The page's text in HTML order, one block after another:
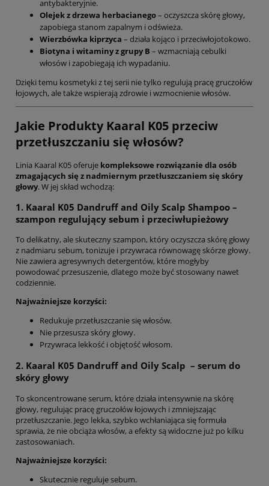
antybakteryjnie.
Olejek z drzewa herbacianego– oczyszcza skórę głowy,
zapobiega stanom zapalnym i odświeża.
Wierzbówka kiprzyca – działa kojąco i przeciwłojotokowo.
Biotyna i witaminy z grupy B – wzmacniają cebulki
włosów i zapobiegają ich wypadaniu.
Dzięki temu kosmetyki z tej serii nie tylko regulują pracę gruczołów
łojowych, ale także wspierają zdrowie i wzmocnienie włosów.
Jakie Produkty Kaaral K05 przeciw
przetłuszczaniu się włosów?
Linia Kaaral K05 oferuje kompleksowe rozwiązanie dla osób
zmagających się z nadmiernym przetłuszczaniem się skóry
głowy. W jej skład wchodzą:
1. Kaaral K05 Dandruff and Oily Scalp Shampoo –
szampon regulujący sebum i przeciwłupieżowy
To delikatny, ale skuteczny szampon, który oczyszcza skórę głowy
z nadmiaru sebum, tonizuje i przywraca równowagę skórze głowy.
Nie zawiera agresywnych detergentów, które mogłyby
powodować przesuszenie, dlatego może być stosowany nawet
codziennie.
Najważniejsze korzyści:
Redukuje przetłuszczanie się włosów.
Nie przesusza skóry głowy.
Przywraca lekkość i objętość włosom.
2. Kaaral K05 Dandruff and Oily Scalp – serum do
skóry głowy
To skoncentrowane serum, które działa intensywnie na skórę
głowy, regulując pracę gruczołów łojowych i zmniejszając
przetłuszczanie. Jego lekka, szybko wchłaniająca się formuła
sprawia, że nie obciąża włosów, a efekty są widoczne już po kilku
zastosowaniach.
Najważniejsze korzyści:
Skutecznie reguluje sebum.